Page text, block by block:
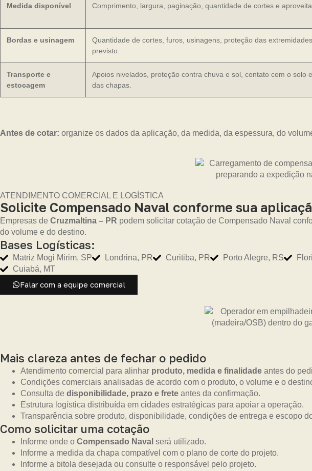
Medida disponível Comprimento, largura, paginação, quantidade de cortes e
Bordas e usinagem
Quantidade de cortes, furos, usinagens, proteção das
previsto.
Transporte e
estocagem
Apoios nivelados, proteção contra chuva e sol, contato com o solo
das chapas.
Antes de cotar: organize os dados da aplicação, da medida, da espessura, do
ATENDIMENTO COMERCIAL E LOGÍSTICA
Solicite Compensado Naval conforme sua
Empresas de Cruzmaltina – PR podem solicitar cotação de Compensado Naval
do volume e do destino.
Bases Logísticas:
Matriz Mogi Mirim, SP Londrina, PR Curitiba, PR Porto Alegre, RS
Cuiabá, MT
Falar com a equipe comercial
Mais clareza antes de fechar o pedido
Atendimento comercial para alinhar produto, medida e finalidade antes do
Condições comerciais analisadas de acordo com o produto, o volume e o
Consulta de disponibilidade, prazo e frete antes da confirmação.
Estrutura logística distribuída em cidades estratégicas para apoiar a operação.
Transparência sobre produto, disponibilidade, condições de entrega e escopo
Como solicitar uma cotação
Informe onde o Compensado Naval será utilizado.
Informe a medida da chapa compatível com o plano de corte do projeto.
Informe a bitola desejada ou consulte o responsável pelo projeto.